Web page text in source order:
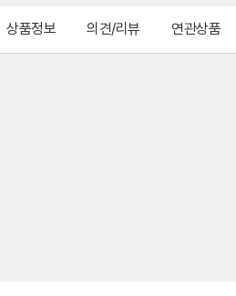
상품정보 의견/리뷰 연관상품